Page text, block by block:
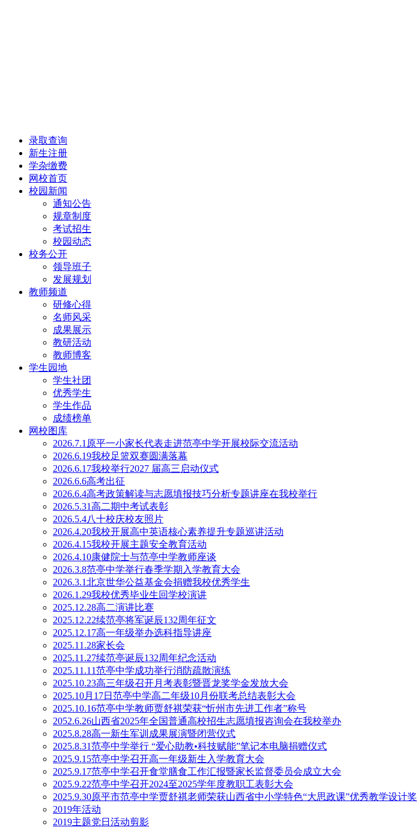
录取查询
新生注册
学杂缴费
网校首页
校园新闻
通知公告
规章制度
考试招生
校园动态
校务公开
领导班子
发展规划
教师频道
研修心得
名师风采
成果展示
教研活动
教师博客
学生园地
学生社团
优秀学生
学生作品
成绩榜单
网校图库
2026.7.1原平一小家长代表走进范亭中学开展校际交流活动
2026.6.19我校足篮双赛圆满落幕
2026.6.17我校举行2027 届高三启动仪式
2026.6.6高考出征
2026.6.4高考政策解读与志愿填报技巧分析专题讲座在我校举行
2026.5.31高二期中考试表彰
2026.5.4八十校庆校友照片
2026.4.20我校开展高中英语核心素养提升专题巡讲活动
2026.4.15我校开展主题安全教育活动
2026.4.10康健院士与范亭中学教师座谈
2026.3.8范亭中学举行春季学期入学教育大会
2026.3.1北京世华公益基金会捐赠我校优秀学生
2026.1.29我校优秀毕业生回学校演讲
2025.12.28高二演讲比赛
2025.12.22续范亭将军诞辰132周年征文
2025.12.17高一年级举办选科指导讲座
2025.11.28家长会
2025.11.27续范亭诞辰132周年纪念活动
2025.11.11范亭中学成功举行消防疏散演练
2025.10.23高三年级召开月考表彰暨晋龙奖学金发放大会
2025.10月17日范亭中学高二年级10月份联考总结表彰大会
2025.10.16范亭中学教师贾舒祺荣获“忻州市先进工作者”称号
2052.6.26山西省2025年全国普通高校招生志愿填报咨询会在我校举办
2025.8.28高一新生军训成果展演暨闭营仪式
2025.8.31范亭中学举行 “爱心助教•科技赋能”笔记本电脑捐赠仪式
2025.9.15范亭中学召开高一年级新生入学教育大会
2025.9.17范亭中学召开食堂膳食工作汇报暨家长监督委员会成立大会
2025.9.22范亭中学召开2024至2025学年度教职工表彰大会
2025.9.30原平市范亭中学贾舒祺老师荣获山西省中小学特色“大思政课”优秀教学设计奖
2019年活动
2019主题党日活动剪影